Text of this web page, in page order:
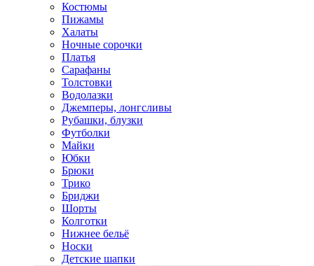
Костюмы
Пижамы
Халаты
Ночные сорочки
Платья
Сарафаны
Толстовки
Водолазки
Джемперы, лонгсливы
Рубашки, блузки
Футболки
Майки
Юбки
Брюки
Трико
Бриджи
Шорты
Колготки
Нижнее бельё
Носки
Детские шапки